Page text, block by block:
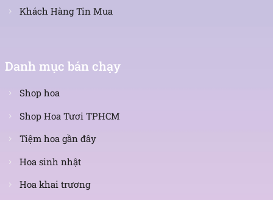
Khách Hàng Tin Mua
Danh mục bán chạy
Shop hoa
Shop Hoa Tươi TPHCM
Tiệm hoa gần đây
Hoa sinh nhật
Hoa khai trương